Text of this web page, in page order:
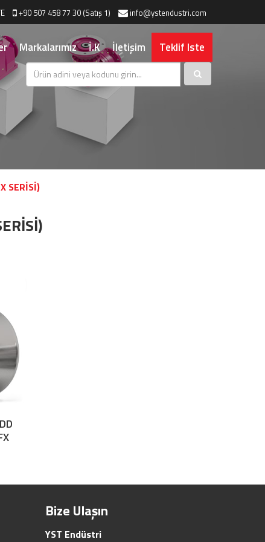
+90 507 458 77 30 (Satış 1) info@ystendustri.com
Markalarımız İ.K İletişim Teklif Iste
SERİSİ)
Bize Ulaşın
YST Endüstri